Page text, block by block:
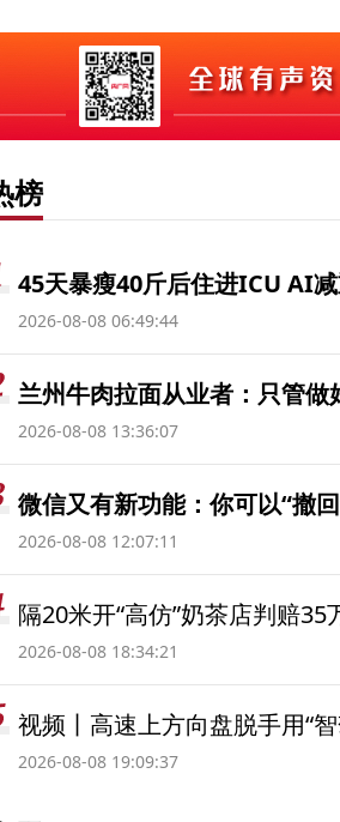
榜
45天暴瘦40斤后住进ICU AI
2026-08-08 06:49:44
兰州牛肉拉面从业者：只管做
2026-08-08 13:36:07
微信又有新功能：你可以“撤
2026-08-08 12:07:11
隔20米开“高仿”奶茶店判赔
2026-08-08 18:34:21
视频丨高速上方向盘脱手用“
2026-08-08 19:09:37